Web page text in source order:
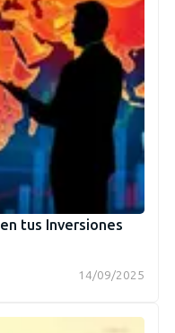
tus Inversiones
14/09/2025